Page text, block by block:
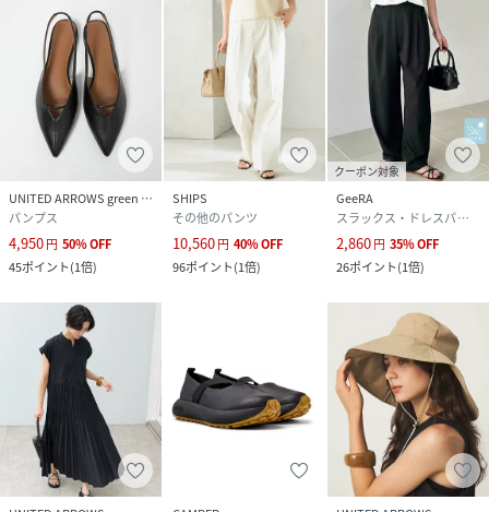
UNITED ARROWS green label relaxing
パンプス
4,950円 50%OFF
45ポイント(1倍)
SHIPS
その他のパンツ
10,560円 40%OFF
96ポイント(1倍)
クーポン対象
GeeRA
スラックス・ドレスパンツ
2,860円 35%OFF
26ポイント(1倍)